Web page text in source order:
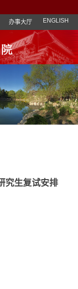
办事大厅 ENGLISH
究生复试安排